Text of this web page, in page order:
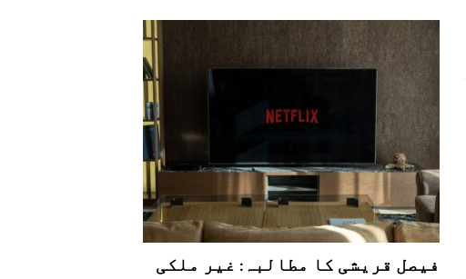
فیصل قریشی کا مطالبہ: غیر ملکی